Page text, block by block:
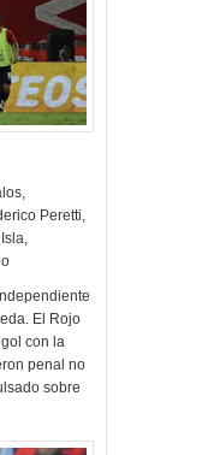
,
Peretti,
,
El Rojo
con la
penal no
sobre